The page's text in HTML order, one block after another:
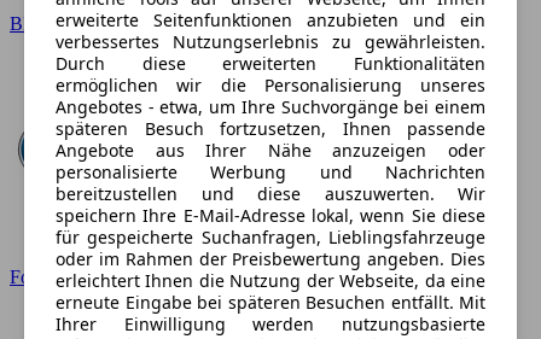
BMW
Ford
erweiterte Seitenfunktionen anzubieten und ein
verbessertes Nutzungserlebnis zu gewährleisten.
Durch diese erweiterten Funktionalitäten
ermöglichen wir die Personalisierung unseres
Angebotes - etwa, um Ihre Suchvorgänge bei einem
späteren Besuch fortzusetzen, Ihnen passende
Angebote aus Ihrer Nähe anzuzeigen oder
personalisierte Werbung und Nachrichten
bereitzustellen und diese auszuwerten. Wir
speichern Ihre E-Mail-Adresse lokal, wenn Sie diese
für gespeicherte Suchanfragen, Lieblingsfahrzeuge
oder im Rahmen der Preisbewertung angeben. Dies
erleichtert Ihnen die Nutzung der Webseite, da eine
erneute Eingabe bei späteren Besuchen entfällt. Mit
Ihrer Einwilligung werden nutzungsbasierte